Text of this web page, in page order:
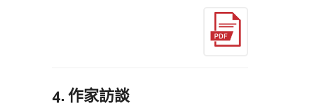
4. 作家訪談